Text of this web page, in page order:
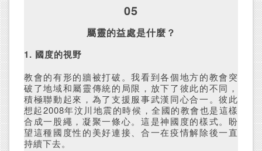
05
屬靈的益處是什麼？
1. 國度的視野
教會的有形的牆被打破。我看到各個地方的教會突
破了地域和屬靈傳統的局限，放下了彼此的不同，
積極聯動起來，為了支援服事武漢同心合一。彼此
想起2008年汶川地震的時候，全國的教會也是這樣
合成一股繩，凝聚一條心。這是神國度的樣式。盼
望這種國度性的美好連接、合一在疫情解除後一直
持續下去。